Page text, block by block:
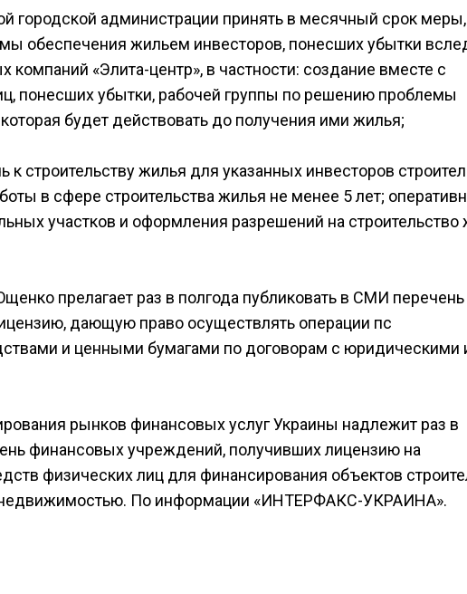
городской администрации принять в месячный срок меры,
обеспечения жильем инвесторов, понесших убытки
компаний «Элита-центр», в частности: создание вместе с
понесших убытки, рабочей группы по решению проблемы
будет действовать до получения ими жилья;
строительству жилья для указанных инвесторов
в сфере строительства жилья не менее 5 лет;
участков и оформления разрешений на строительство
прелагает раз в полгода публиковать в СМИ перечень
дающую право осуществлять операции пс
и ценными бумагами по договорам с юридическими
рынков финансовых услуг Украины надлежит раз в
финансовых учреждений, получивших лицензию на
физических лиц для финансирования объектов
недвижимостью. По информации «ИНТЕРФАКС-УКРАИНА».